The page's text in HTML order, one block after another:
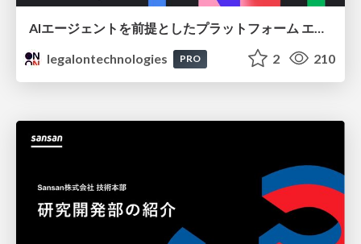
legalontechnologies
PRO 2 210